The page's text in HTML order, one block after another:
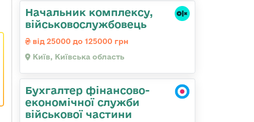
Начальник комплексу,
військовослужбовець
від 25000 до 125000 грн
Київ, Київська область
Бухгалтер фінансово-
економічної служби
військової частини